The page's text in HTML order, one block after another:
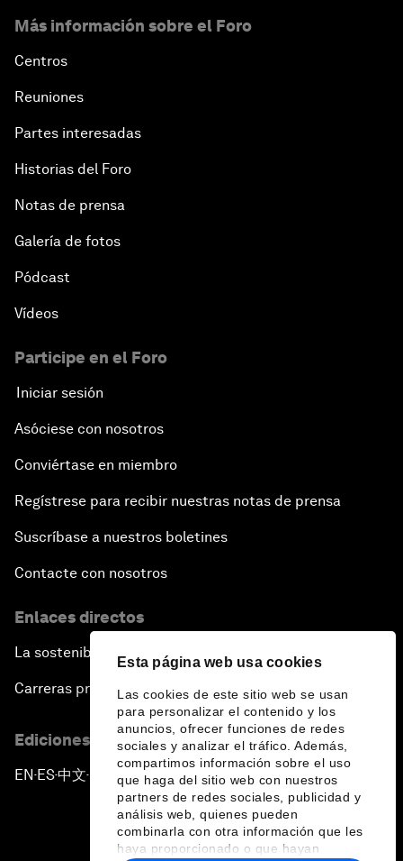
Esta página web usa cookies
Las cookies de este sitio web se usan
para personalizar el contenido y los
anuncios, ofrecer funciones de redes
sociales y analizar el tráfico. Además,
compartimos información sobre el uso
que haga del sitio web con nuestros
partners de redes sociales, publicidad y
análisis web, quienes pueden
combinarla con otra información que les
haya proporcionado o que hayan
Más información sobre el Foro
Centros
Reuniones
Partes interesadas
Historias del Foro
Notas de prensa
Galería de fotos
Pódcast
Vídeos
Participe en el Foro
Iniciar sesión
Asóciese con nosotros
Conviértase en miembro
Regístrese para recibir nuestras notas de prensa
Suscríbase a nuestros boletines
Contacte con nosotros
Enlaces directos
La sostenibilidad en el Foro
Carreras profesionales
Ediciones en otros idiomas
EN ▪ES▪中文▪ 日本語